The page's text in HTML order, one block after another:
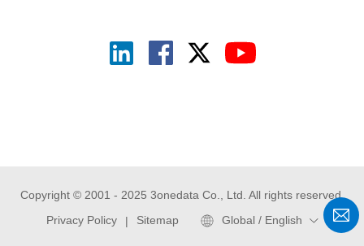
Copyright © 2001 - 2025 3onedata Co., Ltd. All rights reserved.
Privacy Policy
| Sitemap Global / English